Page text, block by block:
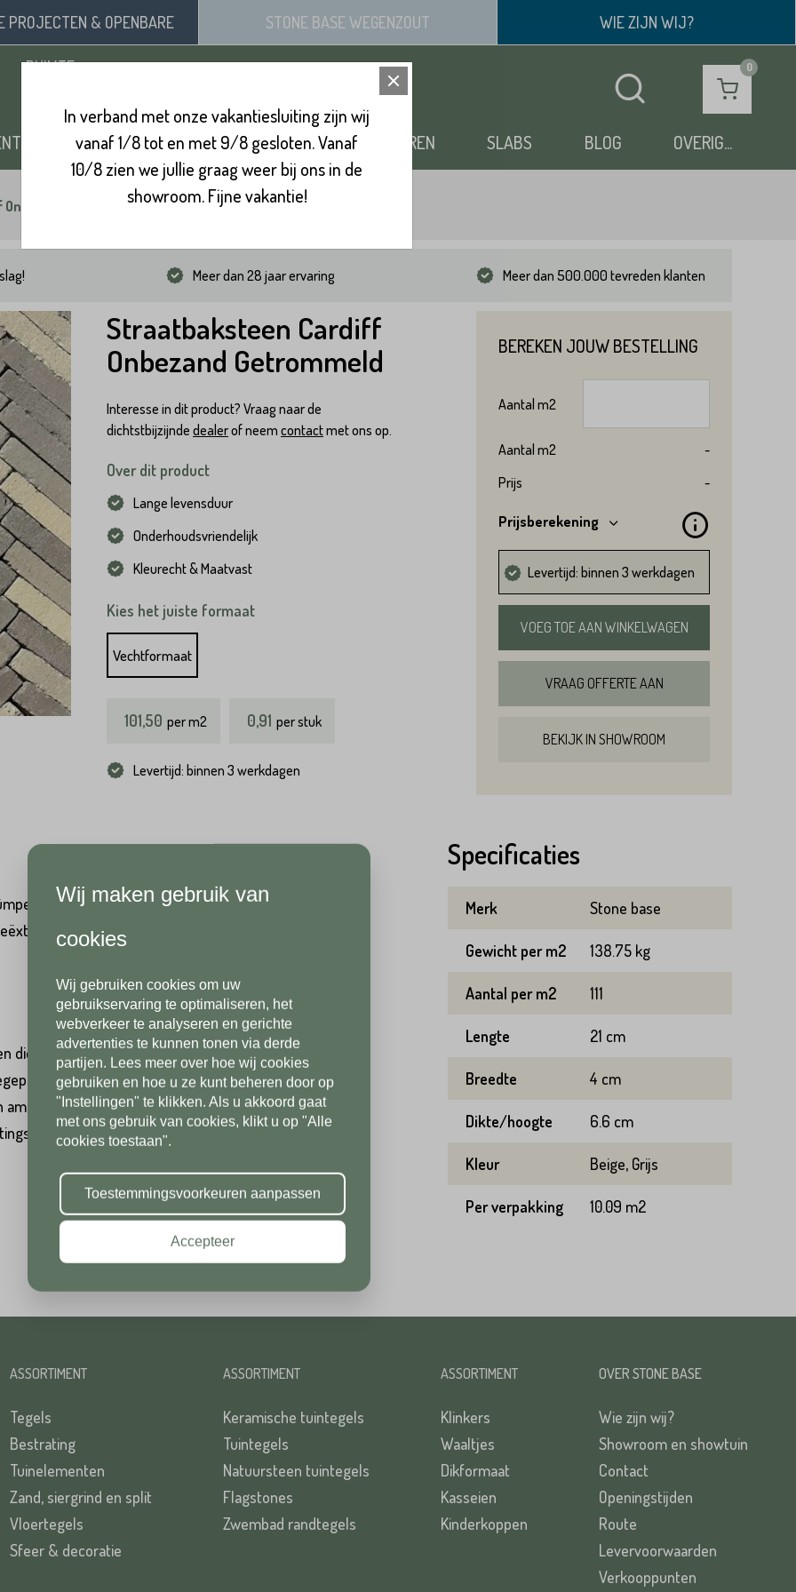
PROJECTEN & OPENBARE
RUIMTE
STONE BASE WEGENZOUT WIE ZIJN WIJ?
ZAND, SIERGRIND & SPLIT BINNENVLOEREN SLABS BLOG OVERIG...
Getrommeld
Meer dan 28 jaar ervaring Meer dan 500.000 tevreden klanten
Straatbaksteen Cardiff
Onbezand Getrommeld
Interesse in dit product? Vraag naar de
dichtstbijzijnde dealerof neem contactmet ons op.
Over dit product
Lange levensduur
Onderhoudsvriendelijk
Kleurecht & Maatvast
Kies het juiste formaat
Vechtformaat
101,50 perm2 0,91 per stuk
Levertijd: binnen 3 werkdagen
BEREKEN JOUW BESTELLING
Aantal m2
Aantal m2
-
Prijs
-
Prijsberekening
Levertijd: binnen 3 werkdagen
VOEG TOE AAN WINKELWAGEN
VRAAG OFFERTE AAN
BEKIJK IN SHOWROOM
Uit een doorlopende kleibalk (de streng) met
De kleibalk wordt volautomatisch versneden
hun oorsprong vinden in de regio rond de rivier de
in historische dorpskernen, boerderijen en
uitstraling zijn vechtformaten nog steeds
Specificaties
Merk Stone base
Gewicht per m2 138.75 kg
Aantal per m2 111
Lengte 21 cm
Breedte 4 cm
Dikte/hoogte 6.6 cm
Kleur Beige, Grijs
Per verpakking 10.09 m2
Achternaam*
Telefoonnummer*
Postcode*
Telefoonnummer*
Postcode*
Toevoeging
Plaats*
ASSORTIMENT
Tegels
Bestrating
Tuinelementen
Zand, siergrind en split
Vloertegels
Sfeer & decoratie
ASSORTIMENT
Keramische tuintegels
Tuintegels
Natuursteen tuintegels
Flagstones
Zwembad randtegels
ASSORTIMENT
Klinkers
Waaltjes
Dikformaat
Kasseien
Kinderkoppen
OVER STONE BASE
Wie zijn wij?
Showroom en showtuin
Contact
Openingstijden
Route
Levervoorwaarden
Verkooppunten
In verband met onze vakantiesluiting zijn wij
vanaf 1/8 tot en met 9/8 gesloten. Vanaf
10/8 zien we jullie graag weer bij ons in de
showroom. Fijne vakantie!
Wij maken gebruik van
cookies
Wij gebruiken cookies om uw
gebruikservaring te optimaliseren, het
webverkeer te analyseren en gerichte
advertenties te kunnen tonen via derde
partijen. Lees meer over hoe wij cookies
gebruiken en hoe u ze kunt beheren door op
"Instellingen" te klikken. Als u akkoord gaat
met ons gebruik van cookies, klikt u op "Alle
cookies toestaan".
Toestemmingsvoorkeuren aanpassen
Accepteer